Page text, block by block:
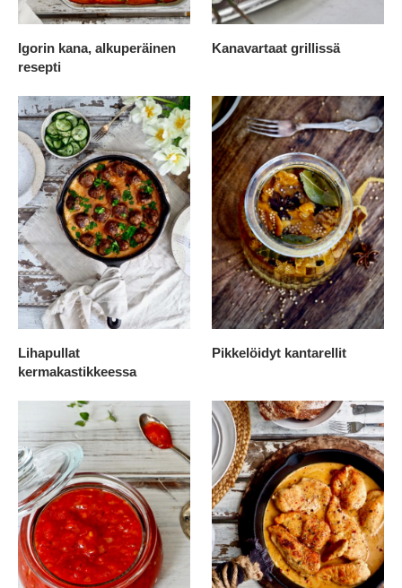
Igorin kana, alkuperäinen
resepti
Kanavartaat grillissä
Lihapullat
kermakastikkeessa
Pikkelöidyt kantarellit